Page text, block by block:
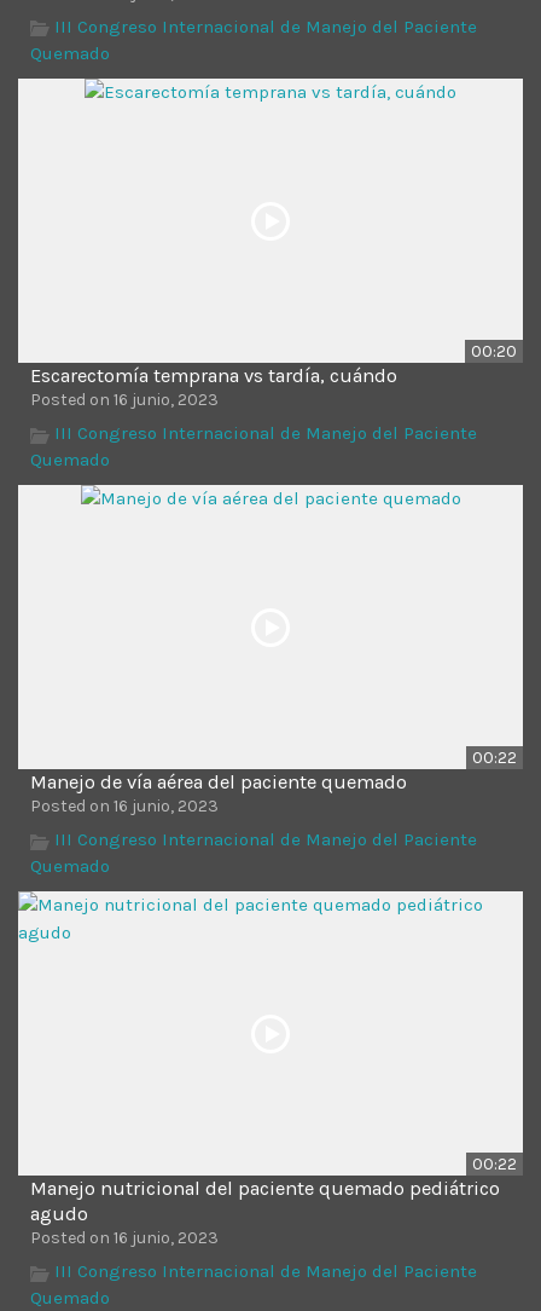
III Congreso Internacional de Manejo del Paciente
Quemado
00:20
Escarectomía temprana vs tardía, cuándo
Posted on 16 junio, 2023
III Congreso Internacional de Manejo del Paciente
Quemado
00:22
Manejo de vía aérea del paciente quemado
Posted on 16 junio, 2023
III Congreso Internacional de Manejo del Paciente
Quemado
00:22
Manejo nutricional del paciente quemado pediátrico
agudo
Posted on 16 junio, 2023
III Congreso Internacional de Manejo del Paciente
Quemado